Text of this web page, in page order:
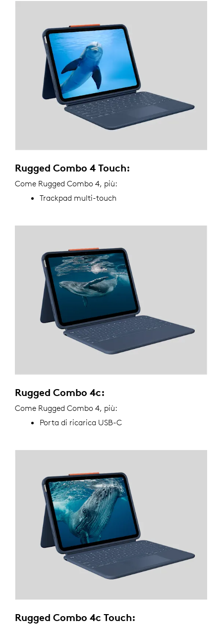
Rugged Combo 4 Touch:
Come Rugged Combo 4, più:
Trackpad multi-touch
Rugged Combo 4c:
Come Rugged Combo 4, più:
Porta di ricarica USB-C
Rugged Combo 4c Touch: